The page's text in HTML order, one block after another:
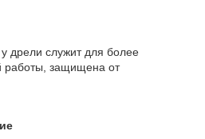
дрели служит для более
работы, защищена от